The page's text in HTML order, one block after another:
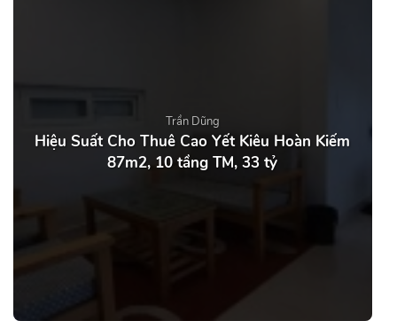
Trần Dũng
Hiệu Suất Cho Thuê Cao Yết Kiêu Hoàn Kiếm
87m2, 10 tầng TM, 33 tỷ